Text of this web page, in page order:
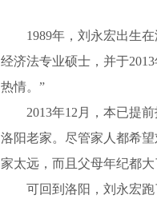
1989年，刘永宏出生在
经济法专业硕士，并于
热情。”
2013年12月，本已提前
洛阳老家。尽管家人都希
家太远，而且父母年纪都
可回到洛阳，刘永宏跑